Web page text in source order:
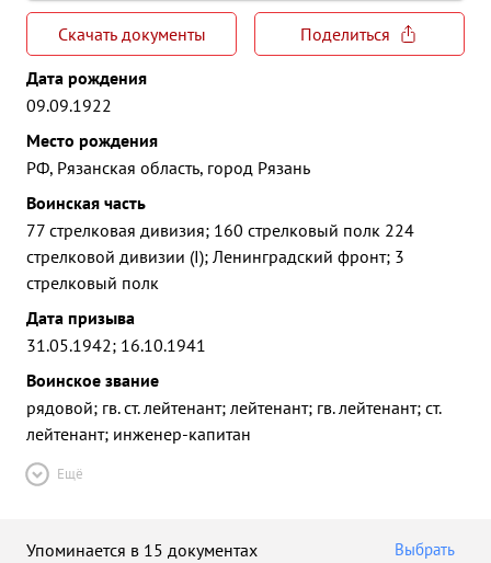
Скачать документы
Поделиться
Дата рождения
09.09.1922
Место рождения
РФ, Рязанская область, город Рязань
Воинская часть
77 стрелковая дивизия; 160 стрелковый полк 224
стрелковой дивизии (I); Ленинградский фронт; 3
стрелковый полк
Дата призыва
31.05.1942; 16.10.1941
Воинское звание
рядовой; гв. ст. лейтенант; лейтенант; гв. лейтенант; ст.
лейтенант; инженер-капитан
Ещё
Упоминается в 15 документах Выбрать